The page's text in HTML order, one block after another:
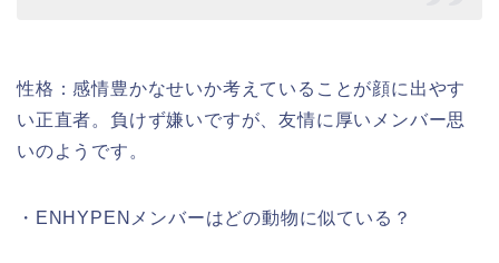
性格：感情豊かなせいか考えていることが顔に出やす
い正直者。負けず嫌いですが、友情に厚いメンバー思
いのようです。
・ENHYPENメンバーはどの動物に似ている？